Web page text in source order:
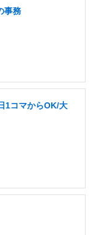
事務
1コマからOK/大